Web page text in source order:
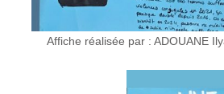
Affiche réalisée par : ADOUANE